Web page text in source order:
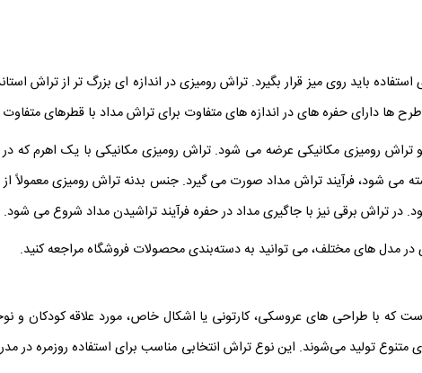
باید روی میز قرار بگیرد. تراش رومیزی در اندازه ای بزرگ تر از تراش
ها دارای حفره های در اندازه های متفاوت برای تراش مداد با قطرهای
تراش رومیزی مکانیکی عرضه می شود. تراش رومیزی مکانیکی با یک اهرم
می شود، فرآیند تراش مداد صورت می گیرد. جنس بدنه تراش رومیزی معمولاً
در تراش برقی نیز با جاگیری مداد در حفره فرآیند تراشیدن مداد شروع می شود.
مدل‌ های مختلف، می‌ توانید به دسته‌بندی محصولات فروشگاه مراجعه کنید.
که با طراحی‌ های عروسکی، کارتونی یا اشکال خاص، مورد علاقه کودکان و
تولید می‌شوند. این نوع تراش انتخابی مناسب برای استفاده روزمره در